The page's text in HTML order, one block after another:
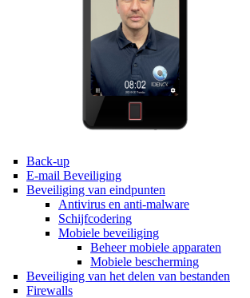
Back-up
E-mail Beveiliging
Beveiliging van eindpunten
Antivirus en anti-malware
Schijfcodering
Mobiele beveiliging
Beheer mobiele apparaten
Mobiele bescherming
Beveiliging van het delen van bestanden
Firewalls